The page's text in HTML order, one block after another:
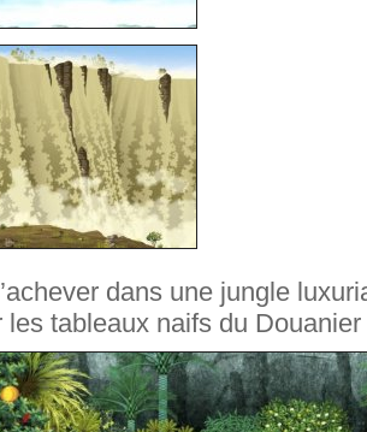
dans une jungle
les tableaux naifs du